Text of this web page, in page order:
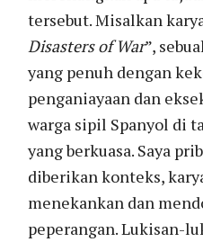
tersebut. Misalkan
Disasters of War”,
yang penuh dengan
penganiayaan dan
warga sipil Spanyol di
yang berkuasa. Saya
diberikan konteks,
menekankan dan
peperangan. Lukisan-